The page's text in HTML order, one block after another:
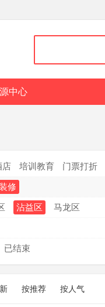
中心
店 培训教育 门票打折
装修
沾益区 马龙区
已结束
按推荐 按人气